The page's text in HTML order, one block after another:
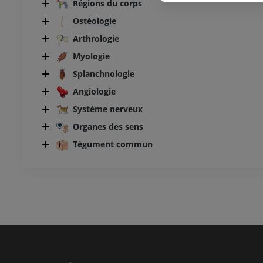
Régions du corps
Ostéologie
Arthrologie
Myologie
Splanchnologie
Angiologie
Système nerveux
Organes des sens
Tégument commun